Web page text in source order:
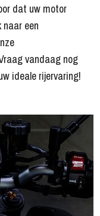
dat uw motor
een
vandaag nog
ideale rijervaring!